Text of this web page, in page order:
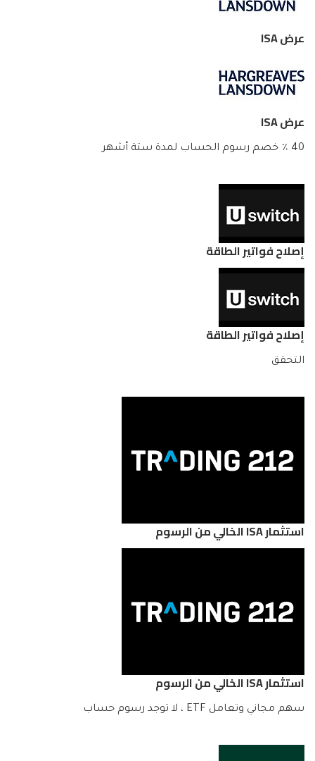
عرض ISA
عرض ISA
40 ٪ خصم رسوم الحساب لمدة ستة أشهر
إصلاح فواتير الطاقة
إصلاح فواتير الطاقة
التحقق
استثمار ISA الخالي من الرسوم
استثمار ISA الخالي من الرسوم
سهم مجاني وتعامل ETF ، لا توجد رسوم حساب